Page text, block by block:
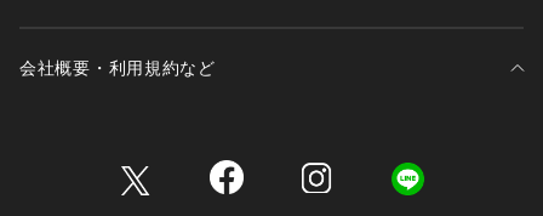
会社概要・利用規約など